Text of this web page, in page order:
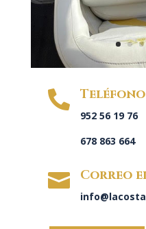
 Teléfono
952 56 19 76
678 863 664
 Correo